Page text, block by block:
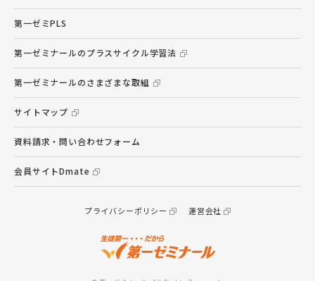
第一ゼミPLS
第一ゼミナールのプラスサイクル学習法
第一ゼミナールのさまざまな取組
サイトマップ
資料請求・問い合わせフォーム
会員サイトDmate
プライバシーポリシー 運営会社